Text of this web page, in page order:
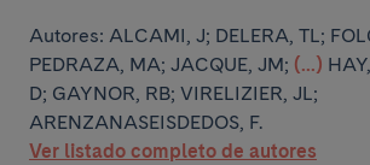
Autores: ALCAMI, J; DELERA, TL;
PEDRAZA, MA; JACQUE, JM; (...)
D; GAYNOR, RB; VIRELIZIER, JL;
ARENZANASEISDEDOS, F.
Ver listado completo de autores